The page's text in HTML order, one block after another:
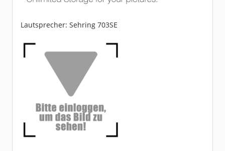
Lautsprecher: Sehring 703SE